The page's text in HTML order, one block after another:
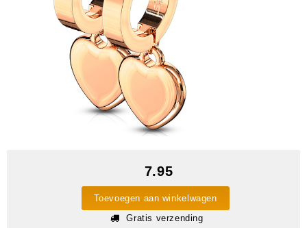
7.95
Toevoegen aan winkelwagen
Gratis verzending